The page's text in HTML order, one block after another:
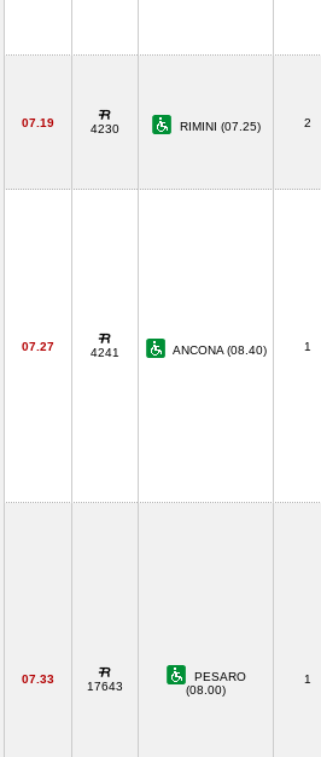
07.19 4230 RIMINI (07.25) 2
07.27 4241 ANCONA (08.40) 1
07.33
17643
PESARO
(08.00)
1